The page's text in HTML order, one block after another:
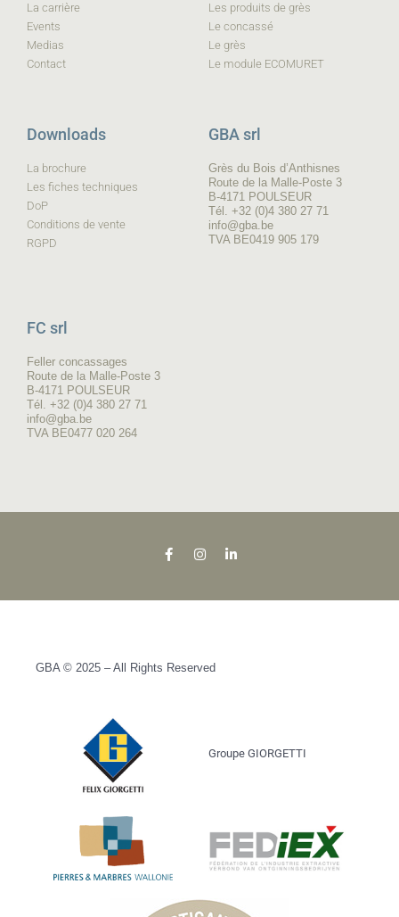
La carrière
Events
Medias
Contact
Les produits de grès
Le concassé
Le grès
Le module ECOMURET
Downloads
La brochure
Les fiches techniques
DoP
Conditions de vente
RGPD
GBA srl
Grès du Bois d’Anthisnes
Route de la Malle-Poste 3
B-4171 POULSEUR
Tél. +32 (0)4 380 27 71
info@gba.be
TVA BE0419 905 179
FC srl
Feller concassages
Route de la Malle-Poste 3
B-4171 POULSEUR
Tél. +32 (0)4 380 27 71
info@gba.be
TVA BE0477 020 264
GBA © 2025 – All Rights Reserved
Groupe GIORGETTI